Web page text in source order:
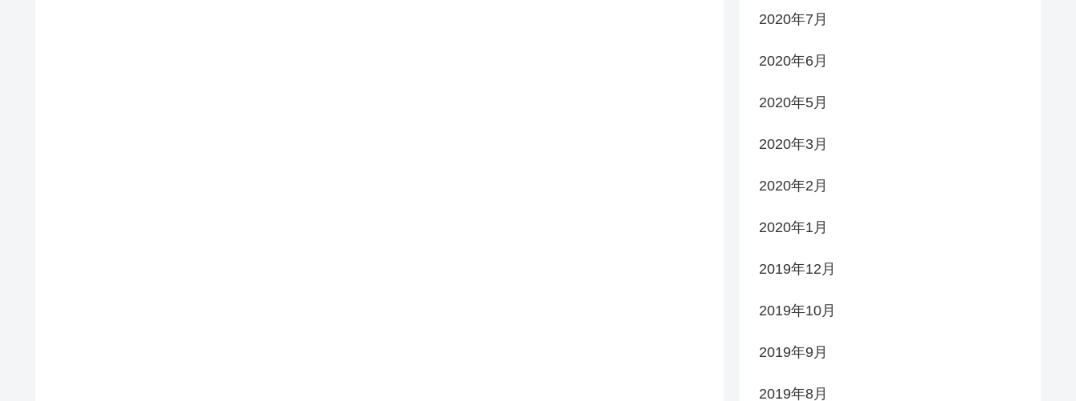
2020年7月
2020年6月
2020年5月
2020年3月
2020年2月
2020年1月
2019年12月
2019年10月
2019年9月
2019年8月